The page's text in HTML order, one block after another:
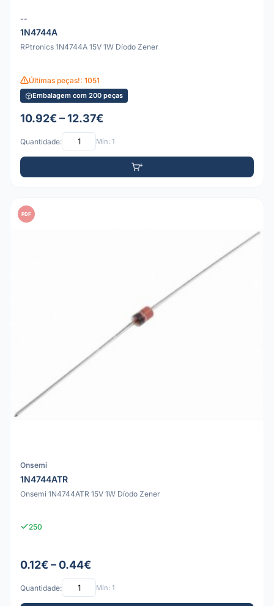
--
1N4744A
RPtronics 1N4744A 15V 1W Díodo Zener
Últimas peças!: 1051
Embalagem com 200 peças
10.92€ – 12.37€
Quantidade: Mín: 1
PDF
Onsemi
1N4744ATR
Onsemi 1N4744ATR 15V 1W Díodo Zener
250
0.12€ – 0.44€
Quantidade: Mín: 1